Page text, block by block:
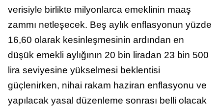
verisiyle birlikte milyonlarca emeklinin maaş
zammı netleşecek. Beş aylık enflasyonun yüzde
16,60 olarak kesinleşmesinin ardından en
düşük emekli aylığının 20 bin liradan 23 bin 500
lira seviyesine yükselmesi beklentisi
güçlenirken, nihai rakam haziran enflasyonu ve
yapılacak yasal düzenleme sonrası belli olacak